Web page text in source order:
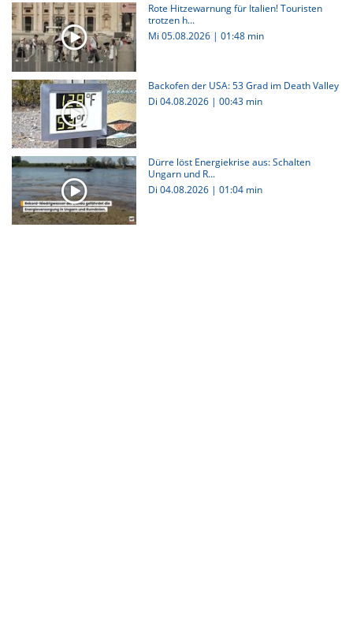
Rote Hitzewarnung für Italien! Touristen
trotzen h...
Mi 05.08.2026 | 01:48 min
Backofen der USA: 53 Grad im Death Valley
Di 04.08.2026 | 00:43 min
Dürre löst Energiekrise aus: Schalten
Ungarn und R...
Di 04.08.2026 | 01:04 min